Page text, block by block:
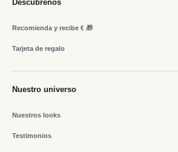
Descúbrenos
Recomienda y recibe € 🎁
Tarjeta de regalo
Nuestro universo
Nuestros looks
Testimonios